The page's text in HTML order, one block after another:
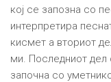
кој се запозна со
интерпретира
кисмет а вториот
ми. Последниот дел
започна со